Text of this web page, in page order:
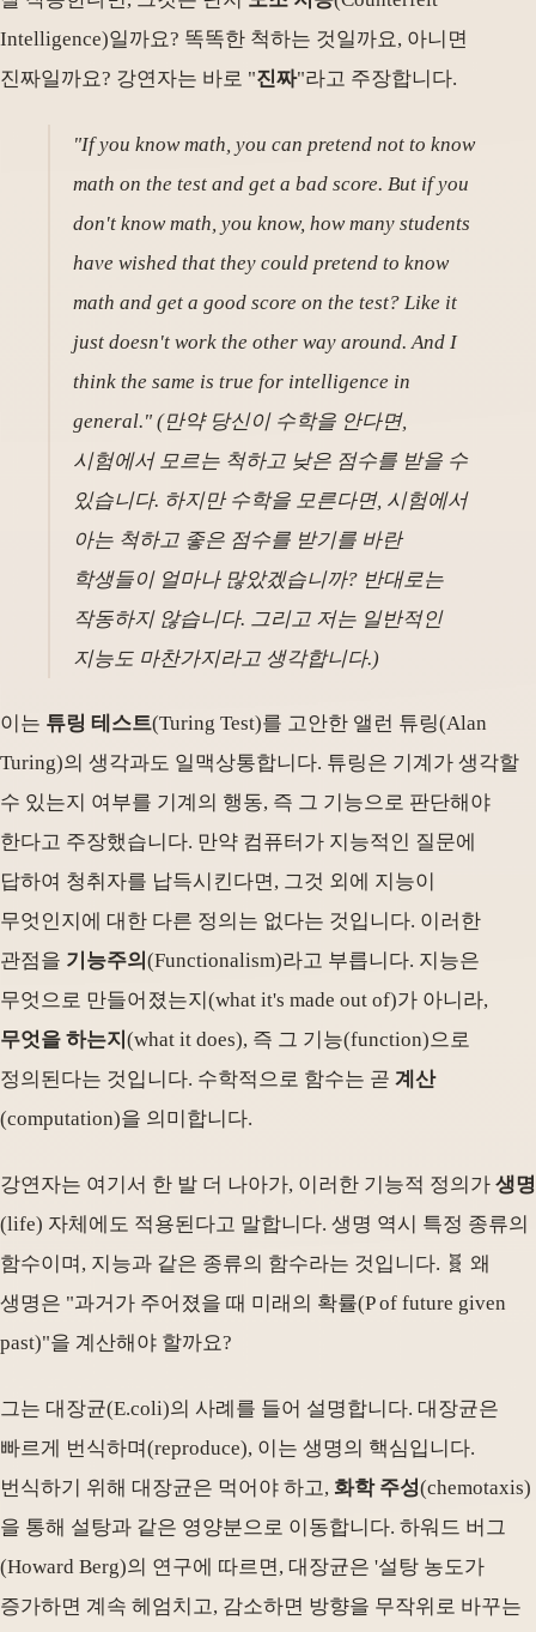
Intelligence)일까요? 똑똑한 척하는 것일까요, 아니면
진짜일까요? 강연자는 바로 "진짜"라고 주장합니다.
"If you know math, you can pretend not to know
math on the test and get a bad score. But if you
don't know math, you know, how many students
have wished that they could pretend to know
math and get a good score on the test? Like it
just doesn't work the other way around. And I
think the same is true for intelligence in
general." (만약 당신이 수학을 안다면,
시험에서 모르는 척하고 낮은 점수를 받을 수
있습니다. 하지만 수학을 모른다면, 시험에서
아는 척하고 좋은 점수를 받기를 바란
학생들이 얼마나 많았겠습니까? 반대로는
작동하지 않습니다. 그리고 저는 일반적인
지능도 마찬가지라고 생각합니다.)
이는 튜링 테스트(Turing Test)를 고안한 앨런 튜링(Alan
Turing)의 생각과도 일맥상통합니다. 튜링은 기계가 생각할
수 있는지 여부를 기계의 행동, 즉 그 기능으로 판단해야
한다고 주장했습니다. 만약 컴퓨터가 지능적인 질문에
답하여 청취자를 납득시킨다면, 그것 외에 지능이
무엇인지에 대한 다른 정의는 없다는 것입니다. 이러한
관점을 기능주의 (Functionalism)라고 부릅니다. 지능은
무엇으로 만들어졌는지(what it's made out of)가 아니라,
무엇을 하는지 (what it does), 즉 그 기능(function)으로
정의된다는 것입니다. 수학적으로 함수는 곧 계산
(computation)을 의미합니다.
강연자는 여기서 한 발 더 나아가, 이러한 기능적 정의가 생명
(life) 자체에도 적용된다고 말합니다. 생명 역시 특정 종류의
함수이며, 지능과 같은 종류의 함수라는 것입니다. 🧬 왜
생명은 "과거가 주어졌을 때 미래의 확률(P of future given
past)"을 계산해야 할까요?
그는 대장균(E.coli)의 사례를 들어 설명합니다. 대장균은
빠르게 번식하며(reproduce), 이는 생명의 핵심입니다.
번식하기 위해 대장균은 먹어야 하고, 화학 주성(chemotaxis)
을 통해 설탕과 같은 영양분으로 이동합니다. 하워드 버그
(Howard Berg)의 연구에 따르면, 대장균은 '설탕 농도가
증가하면 계속 헤엄치고, 감소하면 방향을 무작위로 바꾸는